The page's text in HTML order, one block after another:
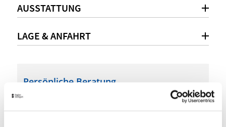
Partnerbetrieb Nachhaltiges Reiseziel Region
DEHOGA Umweltcheck Gold
AUSSTATTUNG
LAGE & ANFAHRT
Persönliche Beratung